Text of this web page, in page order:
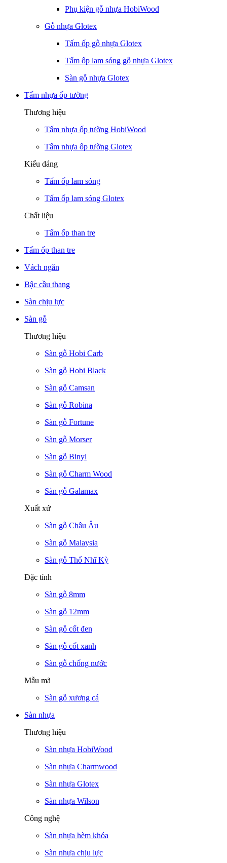
Phụ kiện gỗ nhựa HobiWood
Gỗ nhựa Glotex
Tấm ốp gỗ nhựa Glotex
Tấm ốp lam sóng gỗ nhựa Glotex
Sàn gỗ nhựa Glotex
Tấm nhựa ốp tường
Thương hiệu
Tấm nhựa ốp tường HobiWood
Tấm nhựa ốp tường Glotex
Kiểu dáng
Tấm ốp lam sóng
Tấm ốp lam sóng Glotex
Chất liệu
Tấm ốp than tre
Tấm ốp than tre
Vách ngăn
Bậc cầu thang
Sàn chịu lực
Sàn gỗ
Thương hiệu
Sàn gỗ Hobi Carb
Sàn gỗ Hobi Black
Sàn gỗ Camsan
Sàn gỗ Robina
Sàn gỗ Fortune
Sàn gỗ Morser
Sàn gỗ Binyl
Sàn gỗ Charm Wood
Sàn gỗ Galamax
Xuất xứ
Sàn gỗ Châu Âu
Sàn gỗ Malaysia
Sàn gỗ Thổ Nhĩ Kỳ
Đặc tính
Sàn gỗ 8mm
Sàn gỗ 12mm
Sàn gỗ cốt đen
Sàn gỗ cốt xanh
Sàn gỗ chống nước
Mẫu mã
Sàn gỗ xương cá
Sàn nhựa
Thương hiệu
Sàn nhựa HobiWood
Sàn nhựa Charmwood
Sàn nhựa Glotex
Sàn nhựa Wilson
Công nghệ
Sàn nhựa hèm khóa
Sàn nhựa chịu lực